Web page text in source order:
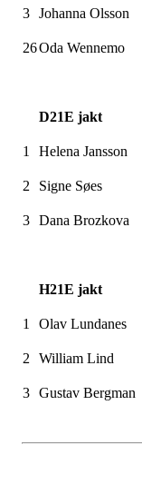
3 Johanna Olsson
26Oda Wennemo
D21E jakt
1 Helena Jansson
2 Signe Søes
3 Dana Brozkova
H21E jakt
1 Olav Lundanes
2 William Lind
3 Gustav Bergman